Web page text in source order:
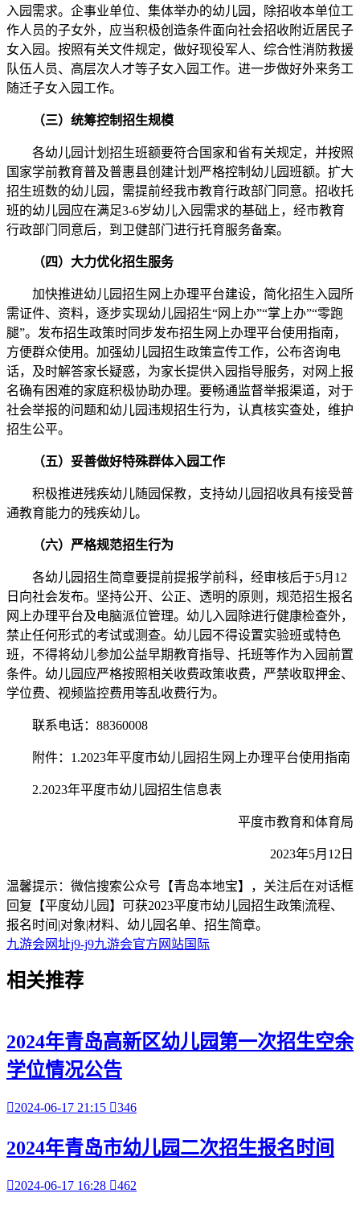
入园需求。企事业单位、集体举办的幼儿园，除招收本单位工
作人员的子女外，应当积极创造条件面向社会招收附近居民子
女入园。按照有关文件规定，做好现役军人、综合性消防救援
队伍人员、高层次人才等子女入园工作。进一步做好外来务工
随迁子女入园工作。
（三）统筹控制招生规模
各幼儿园计划招生班额要符合国家和省有关规定，并按照
国家学前教育普及普惠县创建计划严格控制幼儿园班额。扩大
招生班数的幼儿园，需提前经我市教育行政部门同意。招收托
班的幼儿园应在满足3-6岁幼儿入园需求的基础上，经市教育
行政部门同意后，到卫健部门进行托育服务备案。
（四）大力优化招生服务
加快推进幼儿园招生网上办理平台建设，简化招生入园所
需证件、资料，逐步实现幼儿园招生“网上办”“掌上办”“零跑
腿”。发布招生政策时同步发布招生网上办理平台使用指南，
方便群众使用。加强幼儿园招生政策宣传工作，公布咨询电
话，及时解答家长疑惑，为家长提供入园指导服务，对网上报
名确有困难的家庭积极协助办理。要畅通监督举报渠道，对于
社会举报的问题和幼儿园违规招生行为，认真核实查处，维护
招生公平。
（五）妥善做好特殊群体入园工作
积极推进残疾幼儿随园保教，支持幼儿园招收具有接受普
通教育能力的残疾幼儿。
（六）严格规范招生行为
各幼儿园招生简章要提前提报学前科，经审核后于5月12
日向社会发布。坚持公开、公正、透明的原则，规范招生报名
网上办理平台及电脑派位管理。幼儿入园除进行健康检查外，
禁止任何形式的考试或测查。幼儿园不得设置实验班或特色
班，不得将幼儿参加公益早期教育指导、托班等作为入园前置
条件。幼儿园应严格按照相关收费政策收费，严禁收取押金、
学位费、视频监控费用等乱收费行为。
联系电话：88360008
附件：1.2023年平度市幼儿园招生网上办理平台使用指南
2.2023年平度市幼儿园招生信息表
平度市教育和体育局
2023年5月12日
温馨提示：微信搜索公众号【青岛本地宝】，关注后在对话框
回复【平度幼儿园】可获2023平度市幼儿园招生政策|流程、
报名时间|对象|材料、幼儿园名单、招生简章。
九游会网址j9-j9九游会官方网站国际
相关推荐
2024年青岛高新区幼儿园第一次招生空余
学位情况公告
2024-06-17 21:15 346
2024年青岛市幼儿园二次招生报名时间
2024-06-17 16:28 462